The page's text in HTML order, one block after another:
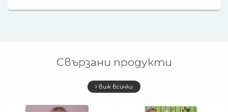
Свързани продукти
виж всички